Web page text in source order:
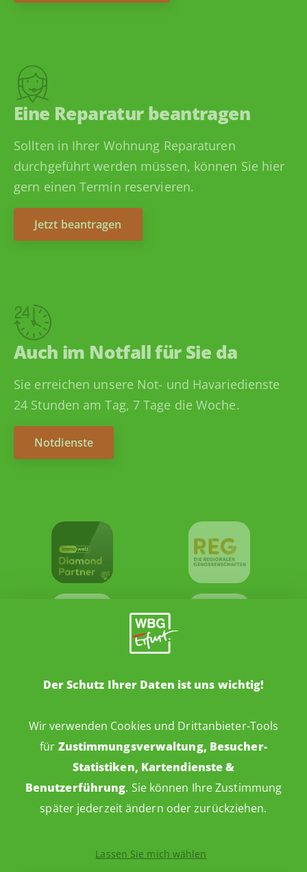
Eine Reparatur beantragen
Sollten in Ihrer Wohnung Reparaturen
durchgeführt werden müssen, können Sie hier
gern einen Termin reservieren.
Jetzt beantragen
Auch im Notfall für Sie da
Sie erreichen unsere Not- und Havariedienste
24 Stunden am Tag, 7 Tage die Woche.
Notdienste
Impressum
Datenschutz
Cookie-Einstellungen
Der Schutz Ihrer Daten ist uns wichtig!
Wir verwenden Cookies und Drittanbieter-Tools
für Zustimmungsverwaltung, Besucher-
Statistiken, Kartendienste &
Benutzerführung. Sie können Ihre Zustimmung
später jederzeit ändern oder zurückziehen.
Lassen Sie mich wählen